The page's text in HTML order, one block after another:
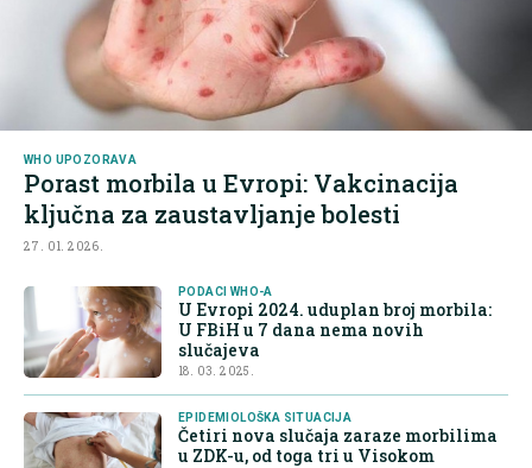
WHO UPOZORAVA
Porast morbila u Evropi: Vakcinacija
ključna za zaustavljanje bolesti
27. 01. 2026.
PODACI WHO-A
U Evropi 2024. uduplan broj morbila:
U FBiH u 7 dana nema novih
slučajeva
18. 03. 2025.
EPIDEMIOLOŠKA SITUACIJA
Četiri nova slučaja zaraze morbilima
u ZDK-u, od toga tri u Visokom